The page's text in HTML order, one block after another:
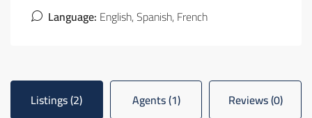
Language: English, Spanish, French
Listings (2) Agents (1) Reviews (0)